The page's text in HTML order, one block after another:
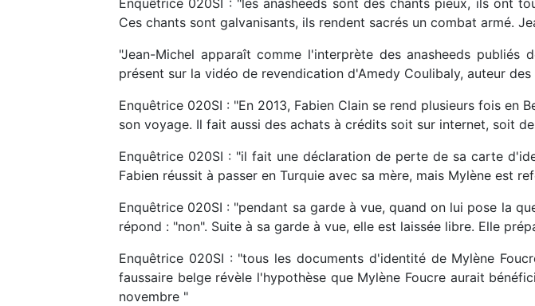
Enquêtrice 020SI : "les anasheeds sont des chants pieux, ils ont
Ces chants sont galvanisants, ils rendent sacrés un combat armé.
"Jean-Michel apparaît comme l'interprète des anasheeds
présent sur la vidéo de revendication d'Amedy Coulibaly, auteur
Enquêtrice 020SI : "En 2013, Fabien Clain se rend plusieurs fois en
son voyage. Il fait aussi des achats à crédits soit sur internet, soit
Enquêtrice 020SI : "il fait une déclaration de perte de sa carte
Fabien réussit à passer en Turquie avec sa mère, mais Mylène est
Enquêtrice 020SI : "pendant sa garde à vue, quand on lui pose la
répond : "non". Suite à sa garde à vue, elle est laissée libre. Elle
Enquêtrice 020SI : "tous les documents d'identité de Mylène
faussaire belge révèle l'hypothèse que Mylène Foucre aurait
novembre "